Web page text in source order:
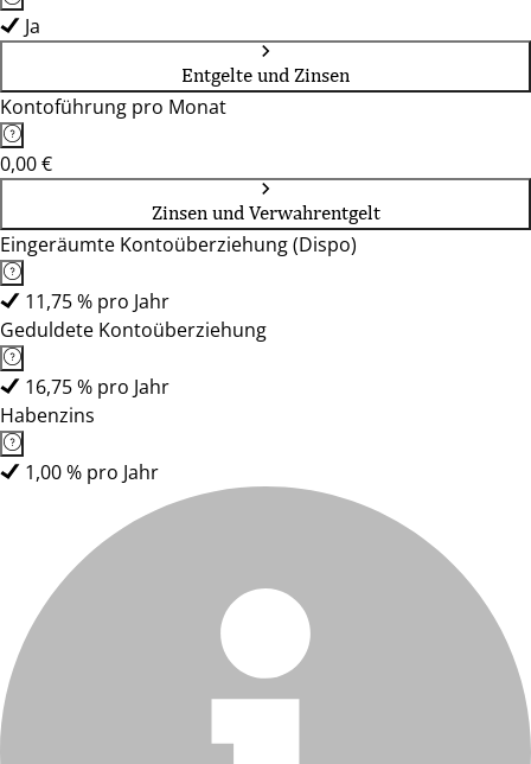
Ja
Entgelte und Zinsen
Kontoführung pro Monat
0,00 €
Zinsen und Verwahrentgelt
Eingeräumte Kontoüberziehung (Dispo)
11,75 % pro Jahr
Geduldete Kontoüberziehung
16,75 % pro Jahr
Habenzins
1,00 % pro Jahr